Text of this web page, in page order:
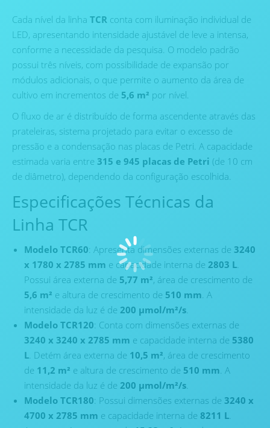
Cada nível da linha TCR conta com iluminação individual de
LED, apresentando intensidade ajustável de leve a intensa,
conforme a necessidade da pesquisa. O modelo padrão
possui três níveis, com possibilidade de expansão por
módulos adicionais, o que permite o aumento da área de
cultivo em incrementos de 5,6 m² por nível.
O fluxo de ar é distribuído de forma ascendente através das
prateleiras, sistema projetado para evitar o excesso de
pressão e a condensação nas placas de Petri. A capacidade
estimada varia entre 315 e 945 placas de Petri (de 10 cm
de diâmetro), dependendo da configuração escolhida.
Especificações Técnicas da
Linha TCR
Modelo TCR60: Apresenta dimensões externas de 3240
x 1780 x 2785 mm e capacidade interna de 2803 L
Possui área externa de 5,77 m², área de crescimento de
5,6 m² e altura de crescimento de 510 mm . A
intensidade da luz é de 200 µmol/m²/s
Modelo TCR120: Conta com dimensões externas de
3240 x 3240 x 2785 mm e capacidade interna de 5380
L . Detém área externa de 10,5 m², área de crescimento
de 11,2 m² e altura de crescimento de 510 mm . A
intensidade da luz é de 200 µmol/m²/s
Modelo TCR180: Possui dimensões externas de 3240 x
4700 x 2785 mm e capacidade interna de 8211 L